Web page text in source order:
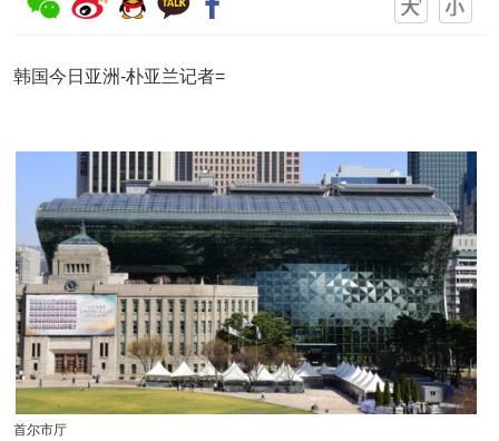
韩国今日亚洲-朴亚兰记者=
首尔市厅